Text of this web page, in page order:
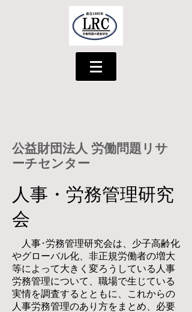
公益財団法人 労働問題リサ
ーチセンター
​人事・労務管理研究
会
人事･労務管理研究会は、少子高齢化
やグローバル化、非正規労働者の増大
等によって大きく変ろうしている人事
労務管理について、職場で生じている
実情を調査するとともに、これからの
人事労務管理のあり方をまとめ、必要